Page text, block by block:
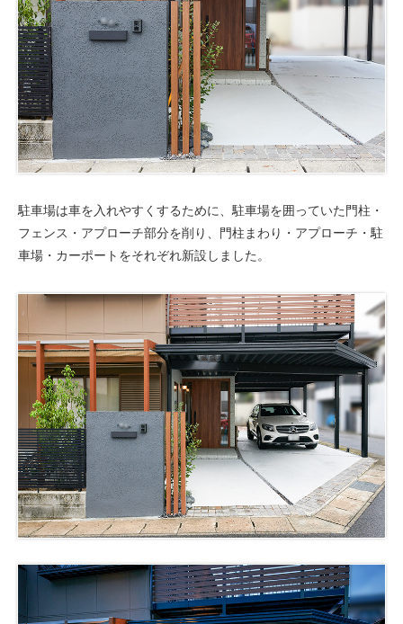
駐車場は車を入れやすくするために、駐車場を囲っていた門柱・
フェンス・アプローチ部分を削り、門柱まわり・アプローチ・駐
車場・カーポートをそれぞれ新設しました。